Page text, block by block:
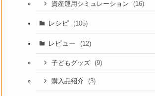
資産運用シミュレーション (16)
レシピ (105)
レビュー (12)
子どもグッズ (9)
購入品紹介 (3)